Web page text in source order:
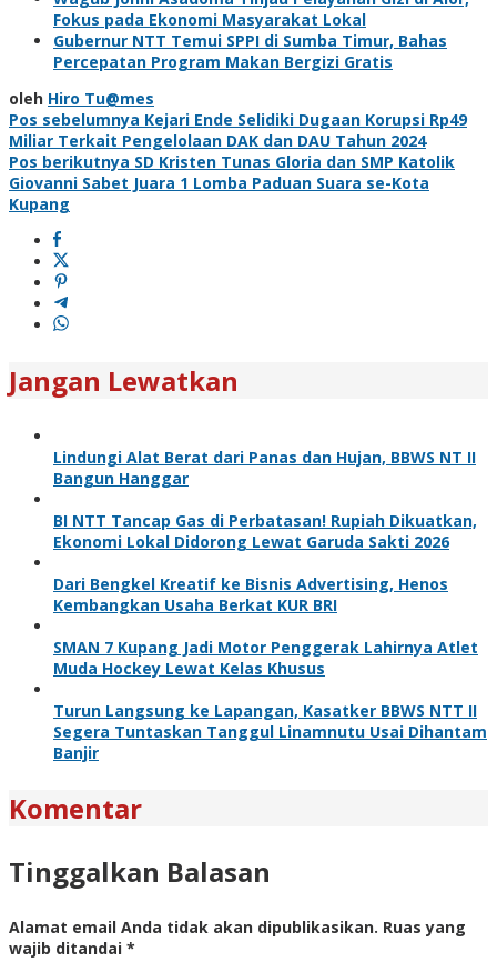
Fokus pada Ekonomi Masyarakat Lokal
Gubernur NTT Temui SPPI di Sumba Timur, Bahas
Percepatan Program Makan Bergizi Gratis
oleh Hiro Tu@mes
Navigasi
pos
Pos sebelumnya Kejari Ende Selidiki Dugaan Korupsi Rp49
Miliar Terkait Pengelolaan DAK dan DAU Tahun 2024
Pos berikutnya SD Kristen Tunas Gloria dan SMP Katolik
Giovanni Sabet Juara 1 Lomba Paduan Suara se-Kota
Kupang
Jangan Lewatkan
Lindungi Alat Berat dari Panas dan Hujan, BBWS NT II
Bangun Hanggar
BI NTT Tancap Gas di Perbatasan! Rupiah Dikuatkan,
Ekonomi Lokal Didorong Lewat Garuda Sakti 2026
Dari Bengkel Kreatif ke Bisnis Advertising, Henos
Kembangkan Usaha Berkat KUR BRI
SMAN 7 Kupang Jadi Motor Penggerak Lahirnya Atlet
Muda Hockey Lewat Kelas Khusus
Turun Langsung ke Lapangan, Kasatker BBWS NTT II
Segera Tuntaskan Tanggul Linamnutu Usai Dihantam
Banjir
Komentar
Tinggalkan Balasan
Alamat email Anda tidak akan dipublikasikan. Ruas yang
wajib ditandai *